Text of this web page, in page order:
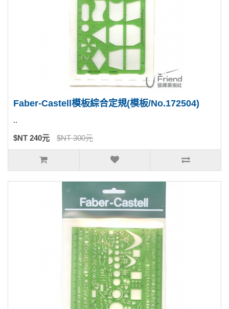
Faber-Castell模板綜合定規(模板/No.172504)
..
$NT 240元 $NT 300元